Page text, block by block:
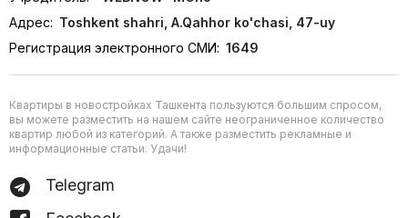
Адрес: Toshkent shahri, A.Qahhor ko'chasi, 47-uy
Регистрация электронного СМИ: 1649
Квартиры в новостройках Ташкента пользуются большим спросом,
вы можете разместить на нашем сайте неограниченное количество
квартир любой из категорий. А также разместить рекламные и
информационные статьи. Удачи!
Telegram